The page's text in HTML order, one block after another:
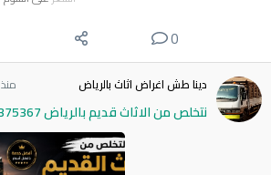
0
دينا طش اغراض اثاث بالرياض منذ 4 ساعات
نتخلص من الاثاث قديم بالرياض 0534375367